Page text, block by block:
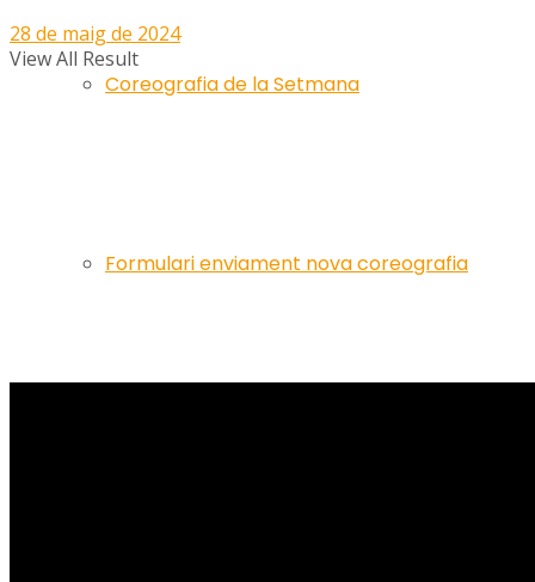
Coreografia de la Setmana
Formulari enviament nova coreografia
View All Result
28 de maig de 2024